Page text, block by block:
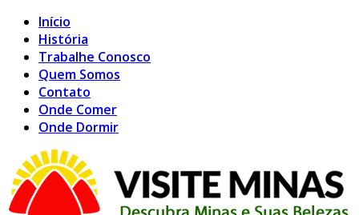
Início
História
Trabalhe Conosco
Quem Somos
Contato
Onde Comer
Onde Dormir